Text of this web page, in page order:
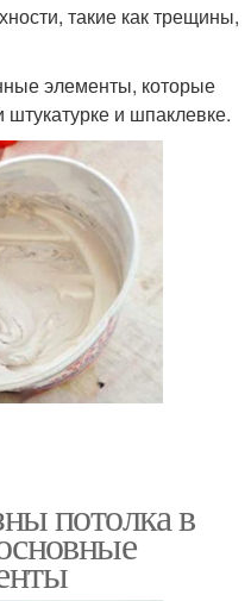
такие как трещины,
элементы, которые
и шпаклевке.
потолка в